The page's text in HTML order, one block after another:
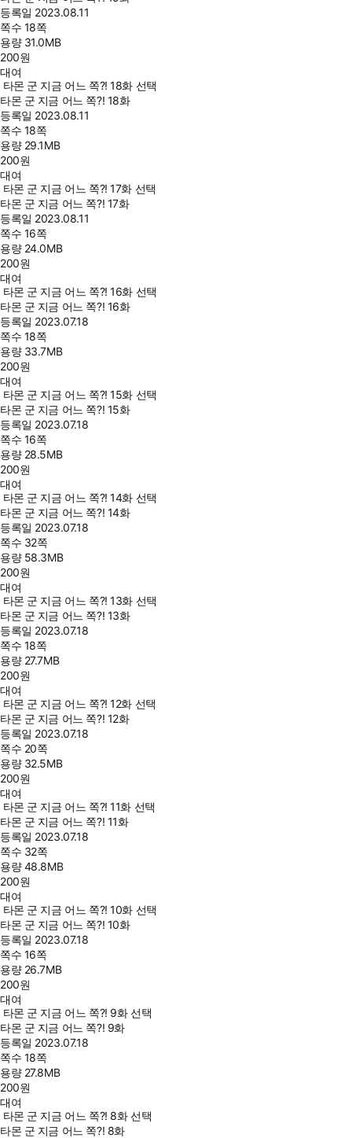
등록일 2023.08.11
쪽수 18쪽
용량 31.0MB
200원
대여
타몬 군 지금 어느 쪽?! 18화 선택
타몬 군 지금 어느 쪽?! 18화
등록일 2023.08.11
쪽수 18쪽
용량 29.1MB
200원
대여
타몬 군 지금 어느 쪽?! 17화 선택
타몬 군 지금 어느 쪽?! 17화
등록일 2023.08.11
쪽수 16쪽
용량 24.0MB
200원
대여
타몬 군 지금 어느 쪽?! 16화 선택
타몬 군 지금 어느 쪽?! 16화
등록일 2023.07.18
쪽수 18쪽
용량 33.7MB
200원
대여
타몬 군 지금 어느 쪽?! 15화 선택
타몬 군 지금 어느 쪽?! 15화
등록일 2023.07.18
쪽수 16쪽
용량 28.5MB
200원
대여
타몬 군 지금 어느 쪽?! 14화 선택
타몬 군 지금 어느 쪽?! 14화
등록일 2023.07.18
쪽수 32쪽
용량 58.3MB
200원
대여
타몬 군 지금 어느 쪽?! 13화 선택
타몬 군 지금 어느 쪽?! 13화
등록일 2023.07.18
쪽수 18쪽
용량 27.7MB
200원
대여
타몬 군 지금 어느 쪽?! 12화 선택
타몬 군 지금 어느 쪽?! 12화
등록일 2023.07.18
쪽수 20쪽
용량 32.5MB
200원
대여
타몬 군 지금 어느 쪽?! 11화 선택
타몬 군 지금 어느 쪽?! 11화
등록일 2023.07.18
쪽수 32쪽
용량48.8MB
200원
대여
타몬 군 지금 어느 쪽?! 10화 선택
타몬 군 지금 어느 쪽?! 10화
등록일 2023.07.18
쪽수 16쪽
용량 26.7MB
200원
대여
타몬 군 지금 어느 쪽?! 9화 선택
타몬 군 지금 어느 쪽?! 9화
등록일 2023.07.18
쪽수 18쪽
용량 27.8MB
200원
대여
타몬 군 지금 어느 쪽?! 8화 선택
타몬 군 지금 어느 쪽?! 8화